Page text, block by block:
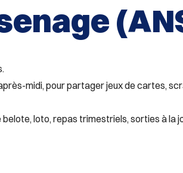
midi, pour partager jeux de cartes,
loto, repas trimestriels, sorties à la